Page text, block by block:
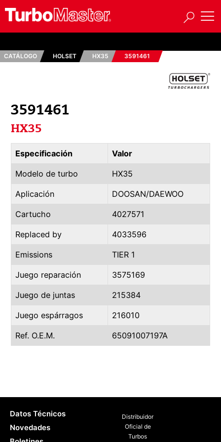
CATÁLOGO HOLSET HX35 3591461
3591461
HX35
Especificación Valor
Modelo de turbo HX35
Aplicación DOOSAN/DAEWOO
Cartucho 4027571
Replaced by 4033596
Emissions TIER 1
Juego reparación 3575169
Juego de juntas 215384
Juego espárragos 216010
Ref. O.E.M. 65091007197A
Distribuidor
Oficial de
Turbos
Datos Técnicos
Novedades